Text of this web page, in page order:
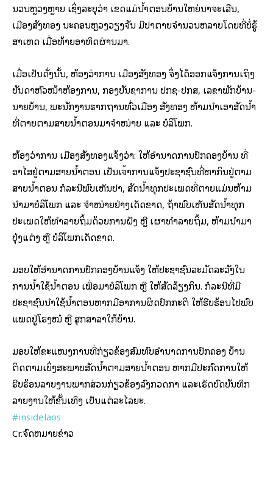
ນວນຫຼວງຫຼາຍ ເຊິ່ງລະບຸວ່າ ເຂດແມ່ນໍ້າຕອນບ້ານໃຫຍ່ນາຈະເລີນ,
ເມືອງສັງທອງ ນະຄອນຫຼວງວຽງຈັນ ມີປາຕາຍຈໍານວນຫລາຍໂດຍທີ່ບໍ່ຮູ້
ສາເຫດ ເມື່ອທ້າຍອາທິດຜ່ານມາ.
ເມື່ອເປັນດັ່ງນັ້ນ, ຫ້ອງວ່າການ ເມືອງສັງທອງ ຈຶ່ງໄດ້ອອກແຈ້ງການເຖິງ
ບັນດາຫົວໜ້າຫ້ອງການ, ກອງບັນຊາການ ປກຊ-ປກສ, ເລຂາພັກບ້ານ-
ນາຍບ້ານ, ພະນັກງານຮາກຖານທົ່ວເມືອງ ສັງທອງ ຫ້າມນໍາເອົາສັດນໍ້າ
ທີ່ຕາຍຕາມສາຍນໍ້າຕອນມາຈຳໜ່າຍ ແລະ ບໍລິໂພກ.
ຫ້ອງວ່າການ ເມືອງສັງທອງແຈ້ງວ່າ: ໃຫ້ອຳນາດການປົກຄອງບ້ານ ທີ່
ອາໄສຢູ່ຕາມສາຍນໍ້າຕອນ ເປັນເຈົ້າການແຈ້ງປະຊາຊົນທີ່ຫາກິນຢູ່ຕາມ
ສາຍນໍ້າຕອນ ກໍລະນີພົບເຫັນປາ, ສັດນໍ້າທຸກປະເພດທີ່ຕາຍແມ່ນຫ້າມ
ນຳມາບໍລິໂພກ ແລະ ຈຳໜ່າຍຢ່າງເດັດຂາດ, ຖ້າພົບເຫັນສັດນໍ້າທຸກ
ປະເພດໃຫ້ທຳລາຍຖິ້ມດ້ວຍການຝັງ ຫຼື ເຜົາທຳລາຍຖິ້ມ, ຫ້າມນໍາມາ
ປຸ່ງແຕ່ງ ຫຼື ບໍລິໂພກເດັດຂາດ.
ມອບໃຫ້ອຳນາດການປົກຄອງບ້ານແຈ້ງ ໃຫ້ປະຊາຊົນລະມັດລະວັງໃນ
ການນໍ້າໃຊ້ນໍ້າຕອນ ເພື່ອມາບໍລິໂພກ ຫຼື ໃຫ້ສັດລ້ຽງກິນ. ກໍລະນີທີ່ມີ
ປະຊາຊົນນຳໃຊ້ນໍ້າຕອນຫາກມີອາການຜິດປົກກະຕິ ໃຫ້ຮີບຮ້ອນໄປພົບ
ແພດຢູ່ໂຮງໝໍ ຫຼື ສຸກສາລາໃກ້ບ້ານ.
ມອບໃຫ້ຂະແໜງການທີ່ກ່ຽວຂ້ອງສົມທົບອຳນາດການປົກຄອງ ບ້ານ
ຕິດຕາມເບິ່ງສະພາບສັດນໍ້າຕາມສາຍນໍ້າຕອນ ຫາກມີປະກົດການໃຫ້
ຮີບຮ້ອນລາຍງານພາກສ່ວນກ່ຽວຂ້ອງລົງກວດກາ ແລະເຮັດບົດບັນທຶກ
ລາຍງານໃຫ້ຂັ້ນເທິງ ເປັນແຕ່ລະໄລຍະ.
#insidelaos
Cr.ຈົດຫມາຍຂ່າວ